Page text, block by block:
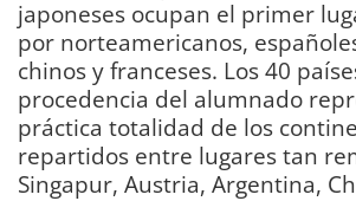
japoneses ocupan el primer
por norteamericanos,
chinos y franceses. Los 40
procedencia del alumnado
práctica totalidad de los
repartidos entre lugares tan
Singapur, Austria, Argentina,